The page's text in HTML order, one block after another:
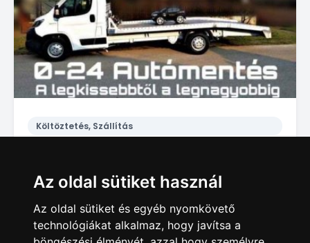
Az oldal sütiket használ
Az oldal sütiket és egyéb nyomkövető
technológiákat alkalmaz, hogy javítsa a
Költöztetés, Szállítás
1 Ft
Siófok